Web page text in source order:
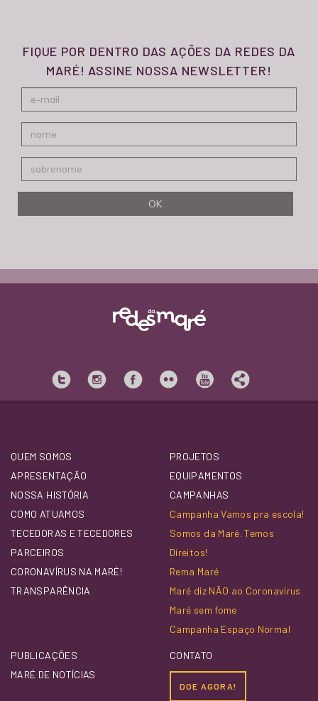
FIQUE POR DENTRO DAS AÇÕES DA REDES DA
MARÉ! ASSINE NOSSA NEWSLETTER!
QUEM SOMOS
APRESENTAÇÃO
NOSSA HISTÓRIA
COMO ATUAMOS
TECEDORAS E TECEDORES
PARCEIROS
CORONAVÍRUS NA MARÉ!
TRANSPARÊNCIA
PROJETOS
EQUIPAMENTOS
CAMPANHAS
Campanha Vamos pra escola!
Somos da Maré. Temos
Direitos!
Rema Maré
Maré diz NÃO ao Coronavírus
Maré sem fome
Campanha Espaço Normal
PUBLICAÇÕES
MARÉ DE NOTÍCIAS
CONTATO
DOE AGORA!